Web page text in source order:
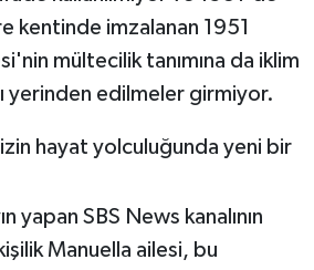
kentinde imzalanan 1951
mültecilik tanımına da iklim
yerinden edilmeler girmiyor.
hayat yolculuğunda yeni bir
yapan SBS News kanalının
Manuella ailesi, bu